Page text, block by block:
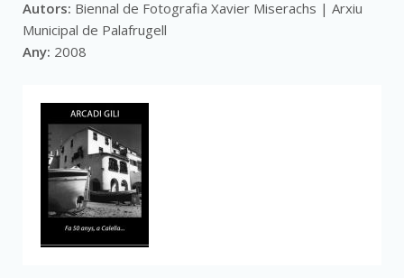
Autors: Biennal de Fotografia Xavier Miserachs | Arxiu
Municipal de Palafrugell
Any: 2008